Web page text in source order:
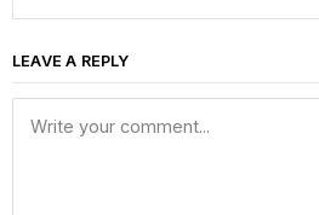
LEAVE A REPLY